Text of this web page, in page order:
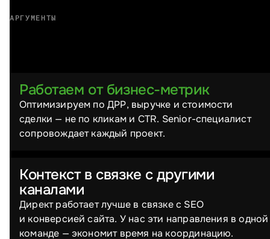
АРГУМЕНТЫ
Работаем от бизнес-метрик
Оптимизируем по ДРР, выручке и стоимости
сделки — не по кликам и CTR. Senior-специалист
сопровождает каждый проект.
Контекст в связке с другими
каналами
Директ работает лучше в связке с SEO
и конверсией сайта. У нас эти направления в одной
команде — экономит время на координацию.